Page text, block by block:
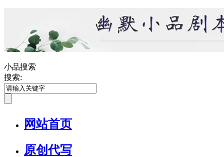
小品搜索
搜索:
网站首页
原创代写